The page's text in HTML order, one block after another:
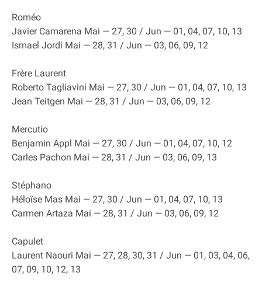
Roméo
Javier Camarena Mai — 27, 30 / Jun — 01, 04, 07, 10, 13
Ismael Jordi Mai — 28, 31 / Jun — 03, 06, 09, 12
Frère Laurent
Roberto Tagliavini Mai — 27, 30 / Jun — 01, 04, 07, 10, 13
Jean Teitgen Mai — 28, 31 / Jun — 03, 06, 09, 12
Mercutio
Benjamin Appl Mai — 27, 30 / Jun — 01, 04, 07, 10, 12
Carles Pachon Mai — 28, 31 / Jun — 03, 06, 09, 13
Stéphano
Héloïse Mas Mai — 27, 30 / Jun — 01, 04, 07, 10, 13
Carmen Artaza Mai — 28, 31 / Jun — 03, 06, 09, 12
Capulet
Laurent Naouri Mai — 27, 28, 30, 31 / Jun — 01, 03, 04, 06,
07, 09, 10, 12, 13